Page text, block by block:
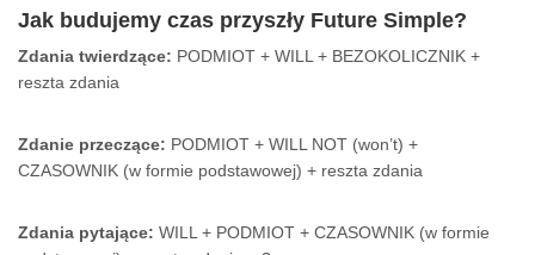
Jak budujemy czas przyszły Future Simple?
Zdania twierdzące: PODMIOT + WILL + BEZOKOLICZNIK +
reszta zdania
Zdanie przeczące: PODMIOT + WILL NOT (won’t) +
CZASOWNIK (w formie podstawowej) + reszta zdania
Zdania pytające: WILL + PODMIOT + CZASOWNIK (w formie